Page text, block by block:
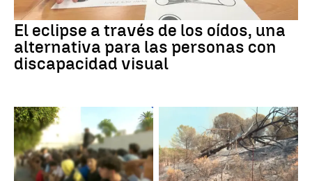
El eclipse a través de los oídos, una
alternativa para las personas con
discapacidad visual